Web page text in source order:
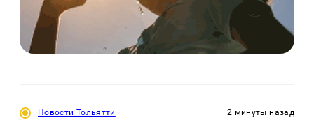
Новости Тольятти 2 минуты назад